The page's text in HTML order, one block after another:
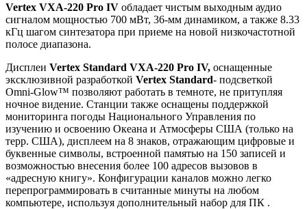
Vertex VXA-220 Pro IV обладает чистым выходным аудио
сигналом мощностью 700 мВт, 36-мм динамиком, а также 8.33
кГц шагом синтезатора при приеме на новой низкочастотной
полосе диапазона.
Дисплеи Vertex Standard VXA-220 Pro IV, оснащенные
эксклюзивной разработкой Vertex Standard- подсветкой
Omni-Glow™ позволяют работать в темноте, не притупляя
ночное видение. Станции также оснащены поддержкой
мониторинга погоды Национального Управления по
изучению и освоению Океана и Атмосферы США (только на
терр. США), дисплеем на 8 знаков, отражающим цифровые и
буквенные символы, встроенной памятью на 150 записей и
возможностью внесения более 100 адресов вызовов в
«адресную книгу». Конфигурации каналов можно легко
перепрограммировать в считанные минуты на любом
компьютере, используя дополнительный набор для ПК .